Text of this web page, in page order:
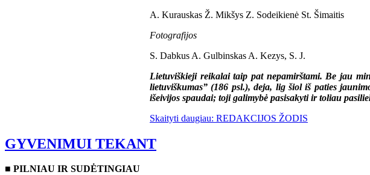
A. Kurauskas Ž. Mikšys Z. Sodeikienė St. Šimaitis
Fotografijos
S. Dabkus A. Gulbinskas A. Kezys, S. J.
Lietuviškieji reikalai taip pat nepamirštami. Be jau
lietuviškumas” (186 psl.), deja, lig šiol iš paties
išeivijos spaudai; toji galimybė pasisakyti ir toliau
Skaityti daugiau: REDAKCIJOS ŽODIS
GYVENIMUI TEKANT
■ PILNIAU IR SUDĖTINGIAU